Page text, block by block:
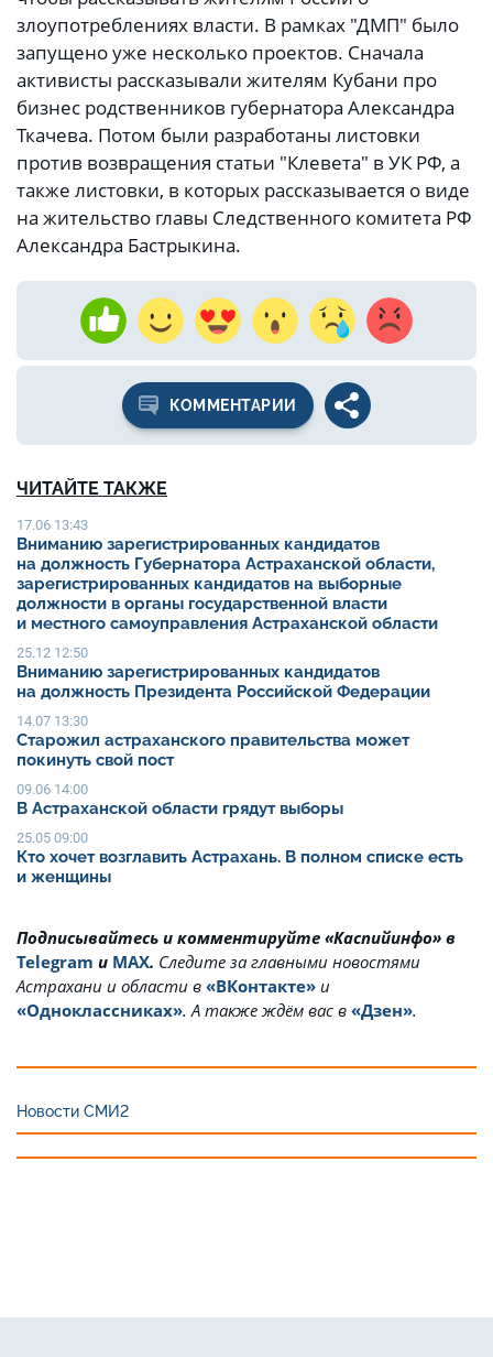
злоупотреблениях власти. В рамках "ДМП" было
запущено уже несколько проектов. Сначала
активисты рассказывали жителям Кубани про
бизнес родственников губернатора Александра
Ткачева. Потом были разработаны листовки
против возвращения статьи "Клевета" в УК РФ, а
также листовки, в которых рассказывается о виде
на жительство главы Следственного комитета РФ
Александра Бастрыкина.
КОММЕНТАРИИ
ЧИТАЙТЕ ТАКЖЕ
17.06 13:43
Вниманию зарегистрированных кандидатов
на должность Губернатора Астраханской области,
зарегистрированных кандидатов на выборные
должности в органы государственной власти
и местного самоуправления Астраханской области
25.12 12:50
Вниманию зарегистрированных кандидатов
на должность Президента Российской Федерации
14.07 13:30
Старожил астраханского правительства может
покинуть свой пост
09.06 14:00
В Астраханской области грядут выборы
25.05 09:00
Кто хочет возглавить Астрахань. В полном списке есть
и женщины
Подписывайтесь и комментируйте «Каспийинфо» в
Telegram и MAX. Cледите за главными новостями
Астрахани и области в «ВКонтакте» и
«Одноклассниках». А также ждём вас в «Дзен».
Новости СМИ2